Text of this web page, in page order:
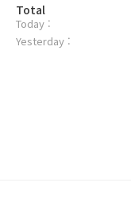
방
문
자
Total
Today :
Yesterday :